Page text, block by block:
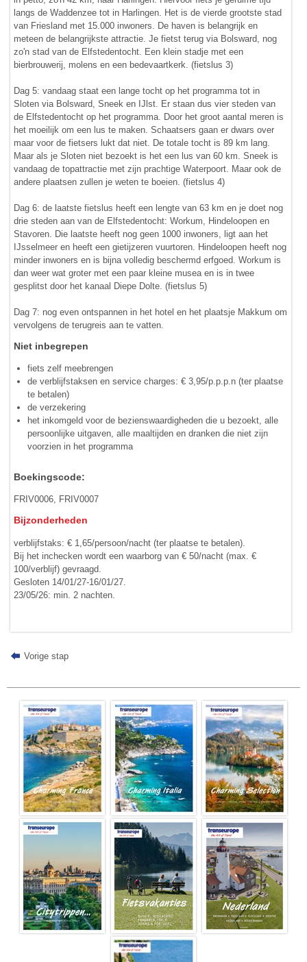
langs de Waddenzee tot in Harlingen. Het is de vierde grootste stad
van Friesland met 15.000 inwoners. De haven is belangrijk en
meteen de belangrijkste attractie. Je fietst terug via Bolsward, nog
zo'n stad van de Elfstedentocht. Een klein stadje met een
bierbrouwerij, molens en een bedevaartkerk. (fietslus 3)
Dag 5: vandaag staat een lange tocht op het programma tot in
Sloten via Bolsward, Sneek en IJlst. Er staan dus vier steden van
de Elfstedentocht op het programma. Door het groot aantal meren is
het moeilijk om een lus te maken. Schaatsers gaan er dwars over
maar voor de fietsers lukt dat niet. De totale tocht is 89 km lang.
Maar als je Sloten niet bezoekt is het een lus van 60 km. Sneek is
vandaag de topattractie met zijn prachtige Waterpoort. Maar ook de
andere plaatsen zullen je weten te boeien. (fietslus 4)
Dag 6: de laatste fietslus heeft een lengte van 63 km en je doet nog
drie steden aan van de Elfstedentocht: Workum, Hindeloopen en
Stavoren. Die laatste heeft nog geen 1000 inwoners, ligt aan het
IJsselmeer en heeft een gietijzeren vuurtoren. Hindeloopen heeft nog
minder inwoners en is bijna volledig beschermd erfgoed. Workum is
dan weer wat groter met een paar kleine musea en is in twee
gesplitst door het kanaal Diepe Dolte. (fietslus 5)
Dag 7: nog even ontspannen in het hotel en het plaatsje Makkum om
vervolgens de terugreis aan te vatten.
Niet inbegrepen
fiets zelf meebrengen
de verblijfstaksen en service charges: € 3,95/p.p.p.n (ter plaatse
te betalen)
de verzekering
het inkomgeld voor de bezienswaardigheden die u bezoekt, alle
persoonlijke uitgaven, alle maaltijden en dranken die niet zijn
voorzien in het programma
Boekingscode:
FRIV0006, FRIV0007
Bijzonderheden
verblijfstaks: € 1,65/persoon/nacht (ter plaatse te betalen).
Bij het inchecken wordt een waarborg van € 50/nacht (max. €
100/verblijf) gevraagd.
Gesloten 14/01/27-16/01/27.
23/05/26: min. 2 nachten.
Vorige stap